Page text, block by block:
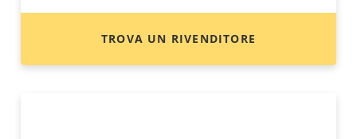
TROVA UN RIVENDITORE